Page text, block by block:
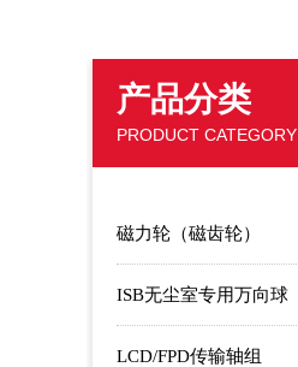
产品分类
PRODUCT CATEGORY
磁力轮（磁齿轮）
ISB无尘室专用万向球
LCD/FPD传输轴组